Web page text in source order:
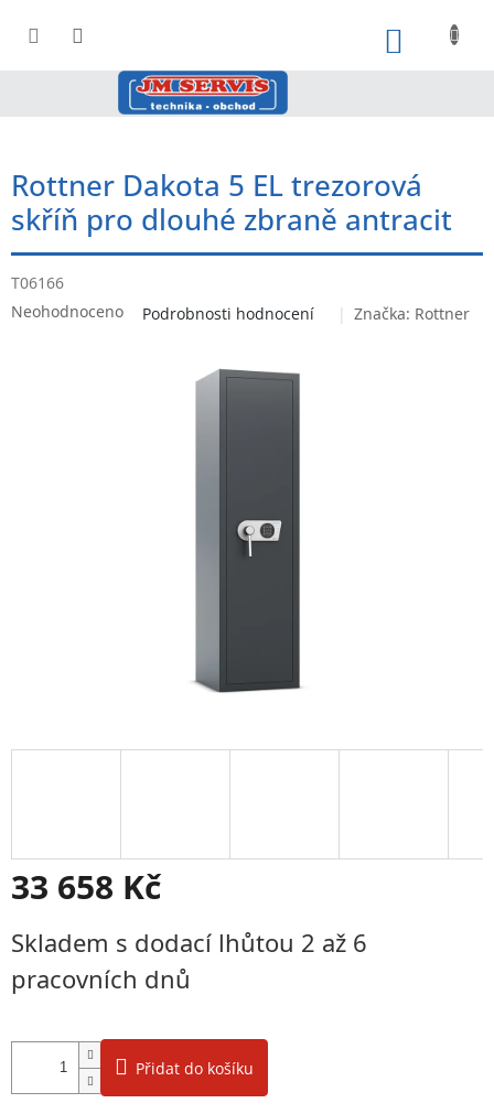
Rottner Dakota 5 EL trezorová
skříň pro dlouhé zbraně antracit
T06166
Průměrné
Neohodnoceno Podrobnosti hodnocení Značka: Rottner
33 658 Kč
cena:
Skladem s dodací lhůtou 2 až 6
pracovních dnů
Přidat do košíku